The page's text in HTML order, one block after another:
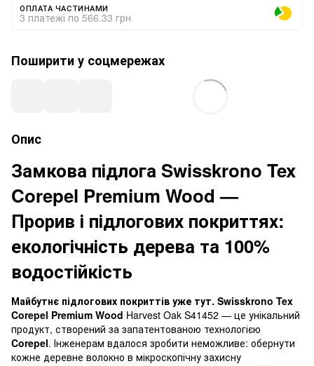
ОПЛАТА ЧАСТИНАМИ
3 платежі по 566.33 грн
Поширити у соцмережах
Опис
Замкова підлога Swisskrono Tex
Corepel Premium Wood —
Прорив і підлогових покриттях:
екологічність дерева та 100%
водостійкість
Майбутнє підлогових покриттів уже тут. Swisskrono Tex
Corepel Premium Wood Harvest Oak S41452 — це унікальний
продукт, створений за запатентованою технологією
Corepel. Інженерам вдалося зробити неможливе: обернути
кожне деревне волокно в мікроскопічну захисну